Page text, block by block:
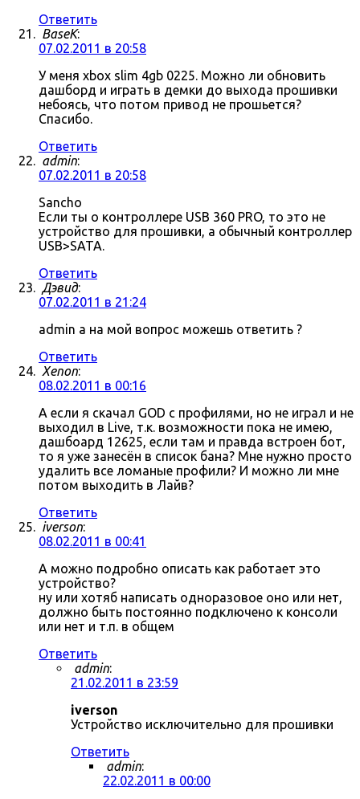
Ответить
BaseK:
07.02.2011 в 20:58
У меня xbox slim 4gb 0225. Можно ли обновить
дашборд и играть в демки до выхода прошивки
небоясь, что потом привод не прошьется?
Спасибо.
Ответить
admin:
07.02.2011 в 20:58
Sancho
Если ты о контроллере USB 360 PRO, то это не
устройство для прошивки, а обычный контроллер
USB>SATA.
Ответить
Дэвид:
07.02.2011 в 21:24
admin а на мой вопрос можешь ответить ?
Ответить
Xenon:
08.02.2011 в 00:16
А если я скачал GOD с профилями, но не играл и не
выходил в Live, т.к. возможности пока не имею,
дашбоард 12625, если там и правда встроен бот,
то я уже занесён в список бана? Мне нужно просто
удалить все ломаные профили? И можно ли мне
потом выходить в Лайв?
Ответить
iverson:
08.02.2011 в 00:41
А можно подробно описать как работает это
устройство?
ну или хотяб написать одноразовое оно или нет,
должно быть постоянно подключено к консоли
или нет и т.п. в общем
Ответить
admin:
21.02.2011 в 23:59
iverson
Устройство исключительно для прошивки
Ответить
admin:
22.02.2011 в 00:00